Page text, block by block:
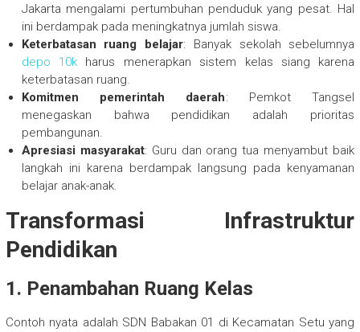
Jakarta mengalami pertumbuhan penduduk yang pesat. Hal
ini berdampak pada meningkatnya jumlah siswa.
Keterbatasan ruang belajar: Banyak sekolah sebelumnya
depo 10k harus menerapkan sistem kelas siang karena
keterbatasan ruang.
Komitmen pemerintah daerah: Pemkot Tangsel
menegaskan bahwa pendidikan adalah prioritas
pembangunan.
Apresiasi masyarakat: Guru dan orang tua menyambut baik
langkah ini karena berdampak langsung pada kenyamanan
belajar anak-anak.
Transformasi Infrastruktur
Pendidikan
1. Penambahan Ruang Kelas
Contoh nyata adalah SDN Babakan 01 di Kecamatan Setu yang